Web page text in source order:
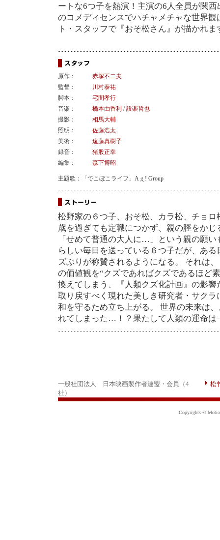
ートな6つ子を熱演！主演の6人全員が関
のコメディセンスでハチャメチャな世界
ト・スタッフで『おそ松さん』が描かれま
原作：
赤塚不二夫
監督：
川村泰祐
脚本：
宅間孝行
音楽：
橋本由香利 /設楽哲也
撮影：
相馬大輔
照明：
佐藤浩太
美術：
遠藤真樹子
録音：
猪股正幸
編集：
森下博昭
主題歌：「でこぼこライフ」Aぇ! Group
松野家の６つ子、おそ松、カラ松、チョ
歳を過ぎても定職につかず、親の脛をか
「せめて普通の大人に…」という親の願
らしい毎日を送っている６つ子だが、あ
ズぶりが称賛されるようになる。 それは
の価値観を“クズであればクズであるほど
換えてしまう、『人類クズ化計画』の影
取り戻すべく現れた美しき研究者・サク
和を守るため立ち上がる。 世界の未来は
れてしまった…！？果たして人類の運命
一般社団法人 日本映画製作者連盟・会員（4
社）
松
Copyrights ©